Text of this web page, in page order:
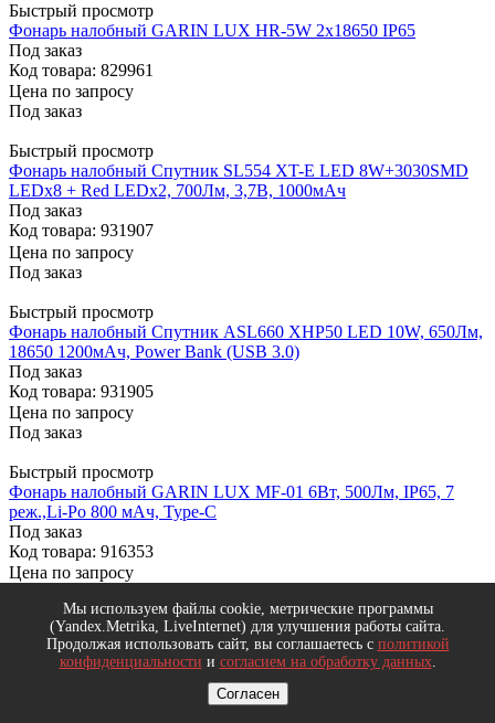
Быстрый просмотр
Фонарь налобный GARIN LUX HR-5W 2х18650 IP65
Под заказ
Код товара: 829961
Цена по запросу
Под заказ
Быстрый просмотр
Фонарь налобный Спутник SL554 XT-E LED 8W+3030SMD
LEDх8 + Red LEDх2, 700Лм, 3,7В, 1000мАч
Под заказ
Код товара: 931907
Цена по запросу
Под заказ
Быстрый просмотр
Фонарь налобный Спутник ASL660 XHP50 LED 10W, 650Лм,
18650 1200мАч, Power Bank (USB 3.0)
Под заказ
Код товара: 931905
Цена по запросу
Под заказ
Быстрый просмотр
Фонарь налобный GARIN LUX MF-01 6Вт, 500Лм, IP65, 7
реж.,Li-Po 800 мАч, Type-C
Под заказ
Код товара: 916353
Цена по запросу
Быстрый просмотр
Фонарь налобный Спутник AFH765 XPE LED 3W+COB LED
3Wх2, 250Лм, 18650 1200мАч
Мы используем файлы cookie, метрические программы
(Yandex.Metrika, LiveInternet) для улучшения работы сайта.
Продолжая использовать сайт, вы соглашаетесь с политикой
конфиденциальности и согласием на обработку данных.
Согласен